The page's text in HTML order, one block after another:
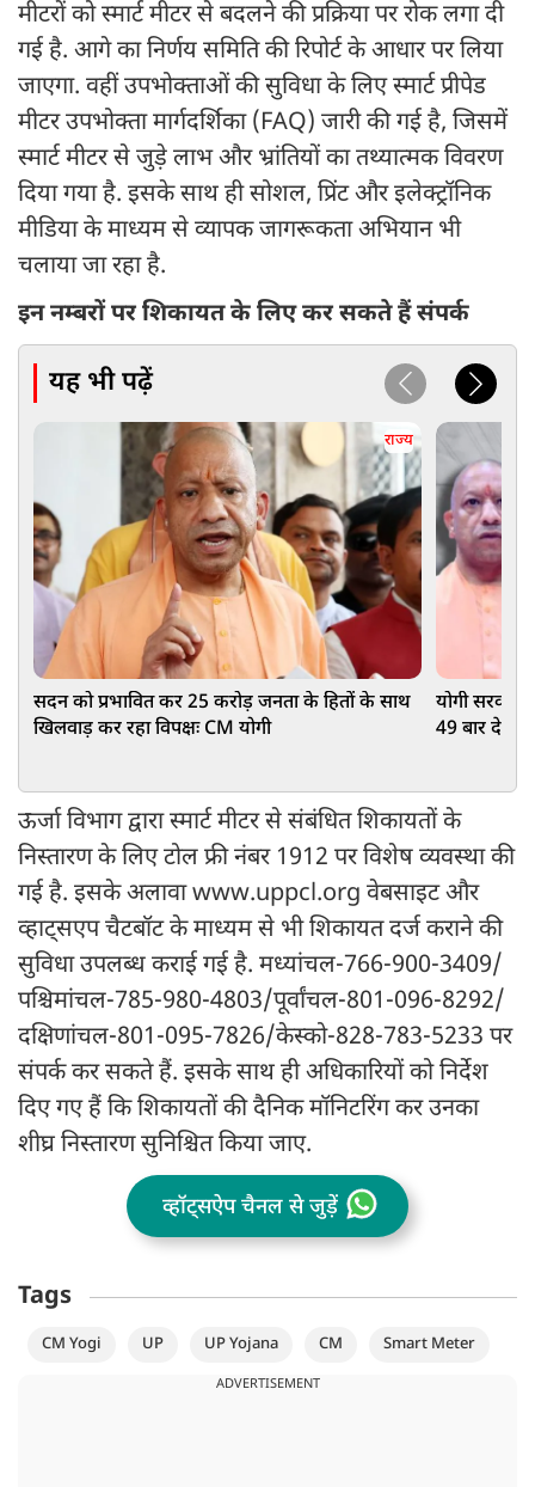
मीटरों को स्मार्ट मीटर से बदलने की प्रक्रिया पर रोक लगा दी
गई है. आगे का निर्णय समिति की रिपोर्ट के आधार पर लिया
जाएगा. वहीं उपभोक्ताओं की सुविधा के लिए स्मार्ट प्रीपेड
मीटर उपभोक्ता मार्गदर्शिका (FAQ) जारी की गई है, जिसमें
स्मार्ट मीटर से जुड़े लाभ और भ्रांतियों का तथ्यात्मक विवरण
दिया गया है. इसके साथ ही सोशल, प्रिंट और इलेक्ट्रॉनिक
मीडिया के माध्यम से व्यापक जागरूकता अभियान भी
चलाया जा रहा है.
इन नम्बरों पर शिकायत के लिए कर सकते हैं संपर्क
यह भी पढ़ें
राज्य
सदन को प्रभावित कर 25 करोड़ जनता के हितों के साथ
खिलवाड़ कर रहा विपक्षः CM योगी
योगी सरकार
49 बार देश में
ऊर्जा विभाग द्वारा स्मार्ट मीटर से संबंधित शिकायतों के
निस्तारण के लिए टोल फ्री नंबर 1912 पर विशेष व्यवस्था की
गई है. इसके अलावा www.uppcl.org⁠ वेबसाइट और
व्हाट्सएप चैटबॉट के माध्यम से भी शिकायत दर्ज कराने की
सुविधा उपलब्ध कराई गई है. मध्यांचल-766-900-3409/
पश्चिमांचल-785-980-4803/पूर्वांचल-801-096-8292/
दक्षिणांचल-801-095-7826/केस्को-828-783-5233 पर
संपर्क कर सकते हैं. इसके साथ ही अधिकारियों को निर्देश
दिए गए हैं कि शिकायतों की दैनिक मॉनिटरिंग कर उनका
शीघ्र निस्तारण सुनिश्चित किया जाए.
व्हॉट्सऐप चैनल से जुड़ें
Tags
CM Yogi UP UP Yojana CM Smart Meter
ADVERTISEMENT